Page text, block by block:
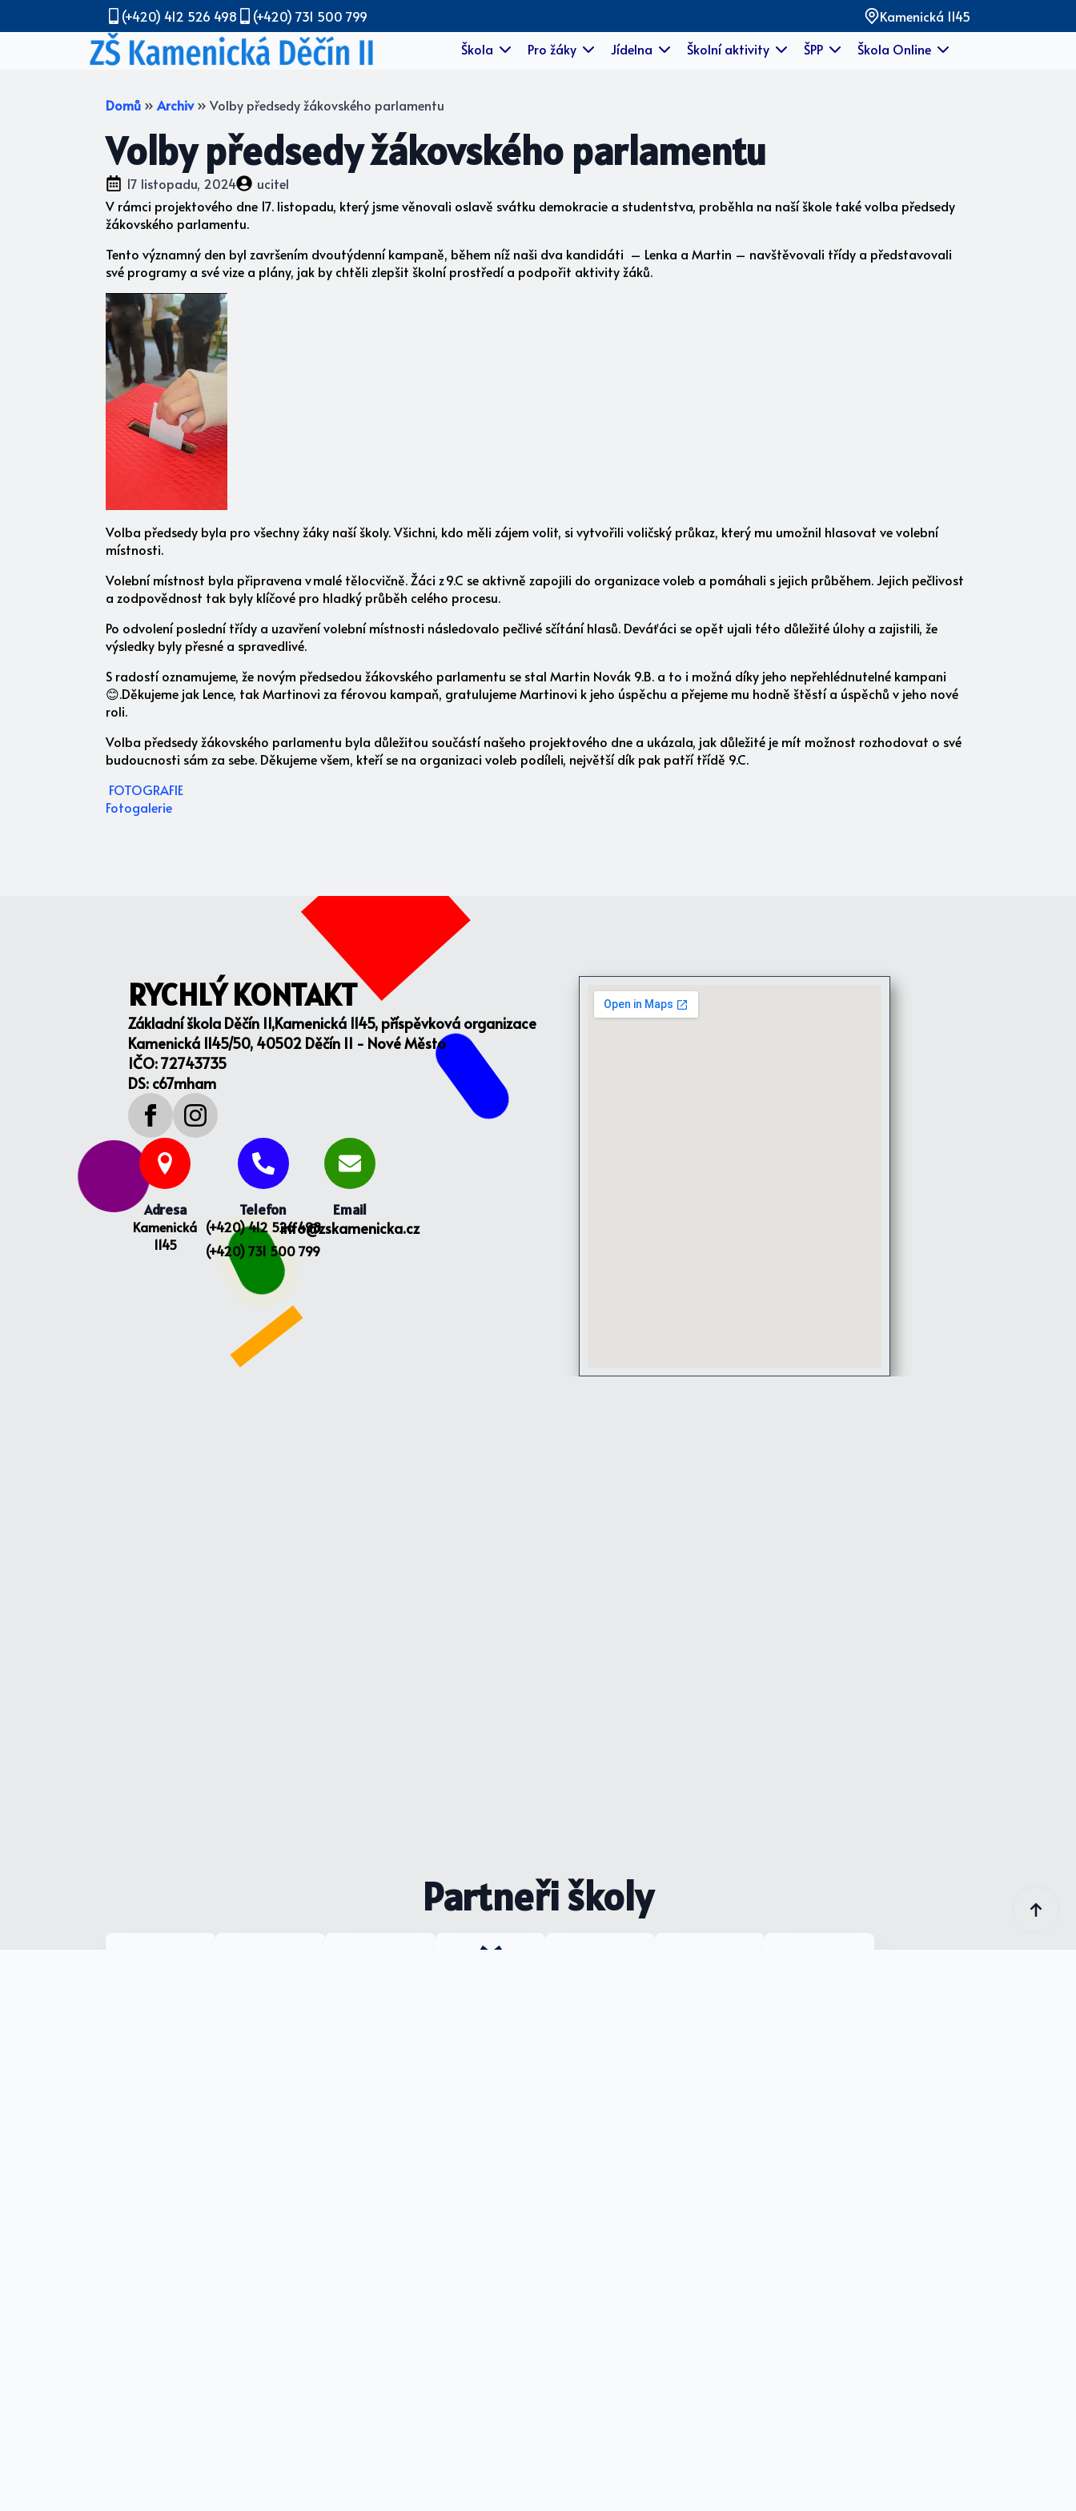
(+420) 412 526 498 (+420) 731 500 799
Kamenická 1145
Škola
Pro žáky Jídelna Školní aktivity ŠPP Škola Online
Domů » Archiv » Volby předsedy žákovského parlamentu
Volby předsedy žákovského parlamentu
17 listopadu, 2024
ucitel
V rámci projektového dne 17. listopadu, který jsme věnovali oslavě svátku demokracie a studentstva, proběhla na naší škole také volba předsedy
žákovského parlamentu.
Tento významný den byl završením dvoutýdenní kampaně, během níž naši dva kandidáti – Lenka a Martin – navštěvovali třídy a představovali
své programy a své vize a plány, jak by chtěli zlepšit školní prostředí a podpořit aktivity žáků.
Volba předsedy byla pro všechny žáky naší školy. Všichni, kdo měli zájem volit, si vytvořili voličský průkaz, který mu umožnil hlasovat ve volební
místnosti.
Volební místnost byla připravena v malé tělocvičně. Žáci z 9.C se aktivně zapojili do organizace voleb a pomáhali s jejich průběhem. Jejich pečlivost
a zodpovědnost tak byly klíčové pro hladký průběh celého procesu.
Po odvolení poslední třídy a uzavření volební místnosti následovalo pečlivé sčítání hlasů. Deváťáci se opět ujali této důležité úlohy a zajistili, že
výsledky byly přesné a spravedlivé.
S radostí oznamujeme, že novým předsedou žákovského parlamentu se stal Martin Novák 9.B. a to i možná díky jeho nepřehlédnutelné kampani
😊.Děkujeme jak Lence, tak Martinovi za férovou kampaň, gratulujeme Martinovi k jeho úspěchu a přejeme mu hodně štěstí a úspěchů v jeho nové
roli.
Volba předsedy žákovského parlamentu byla důležitou součástí našeho projektového dne a ukázala, jak důležité je mít možnost rozhodovat o své
budoucnosti sám za sebe. Děkujeme všem, kteří se na organizaci voleb podíleli, největší dík pak patří třídě 9.C.
FOTOGRAFIE
Fotogalerie
RYCHLÝ KONTAKT
Základní škola Děčín II,Kamenická 1145, příspěvková organizace
Kamenická 1145/50, 40502 Děčín II - Nové Město
IČO: 72743735
DS: c67mham
Adresa
Kamenická
1145
Telefon
(+420) 412 526 498
(+420) 731 500 799
Email
info@zskamenicka.cz
Partneři školy